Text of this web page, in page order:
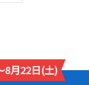
8月22日(土)